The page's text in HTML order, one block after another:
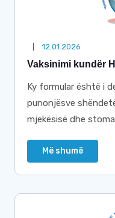
12.01.2026
Vaksinimi kundër
Ky formular është i
punonjësve
mjekësisë dhe
Më shumë